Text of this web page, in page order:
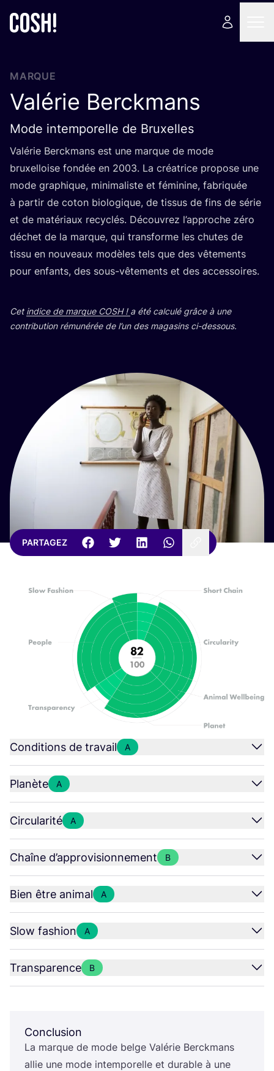
MARQUE
Valérie Berckmans
Mode intemporelle de Bruxelles
Valé­rie Ber­ck­mans est une marque de mode
bruxel­loise fon­dée en 2003. La créa­trice pro­pose une
mode gra­phique, mini­ma­liste et fémi­nine, fabri­quée
à par­tir de coton bio­lo­gique, de tis­sus de fins de série
et de maté­riaux recy­clés. Décou­vrez l’ap­proche zéro
déchet de la marque, qui trans­forme les chutes de
tis­su en nou­veaux modèles tels que des vête­ments
pour enfants, des sous-vête­ments et des accessoires.
Cetindice de marque COSH! a été cal­cu­lé grâce à une
contri­bu­tion rému­né­rée de l’un des maga­sins ci-dessous.
PARTAGEZ
Conditions de travail A
Planète A
Circularité A
Chaîne d’approvisionnement B
Bien être animal A
Slow fashion A
Transparence B
Conclusion
La marque de mode belge Valé­rie Ber­ck­mans
allie une mode intem­po­relle et durable à une